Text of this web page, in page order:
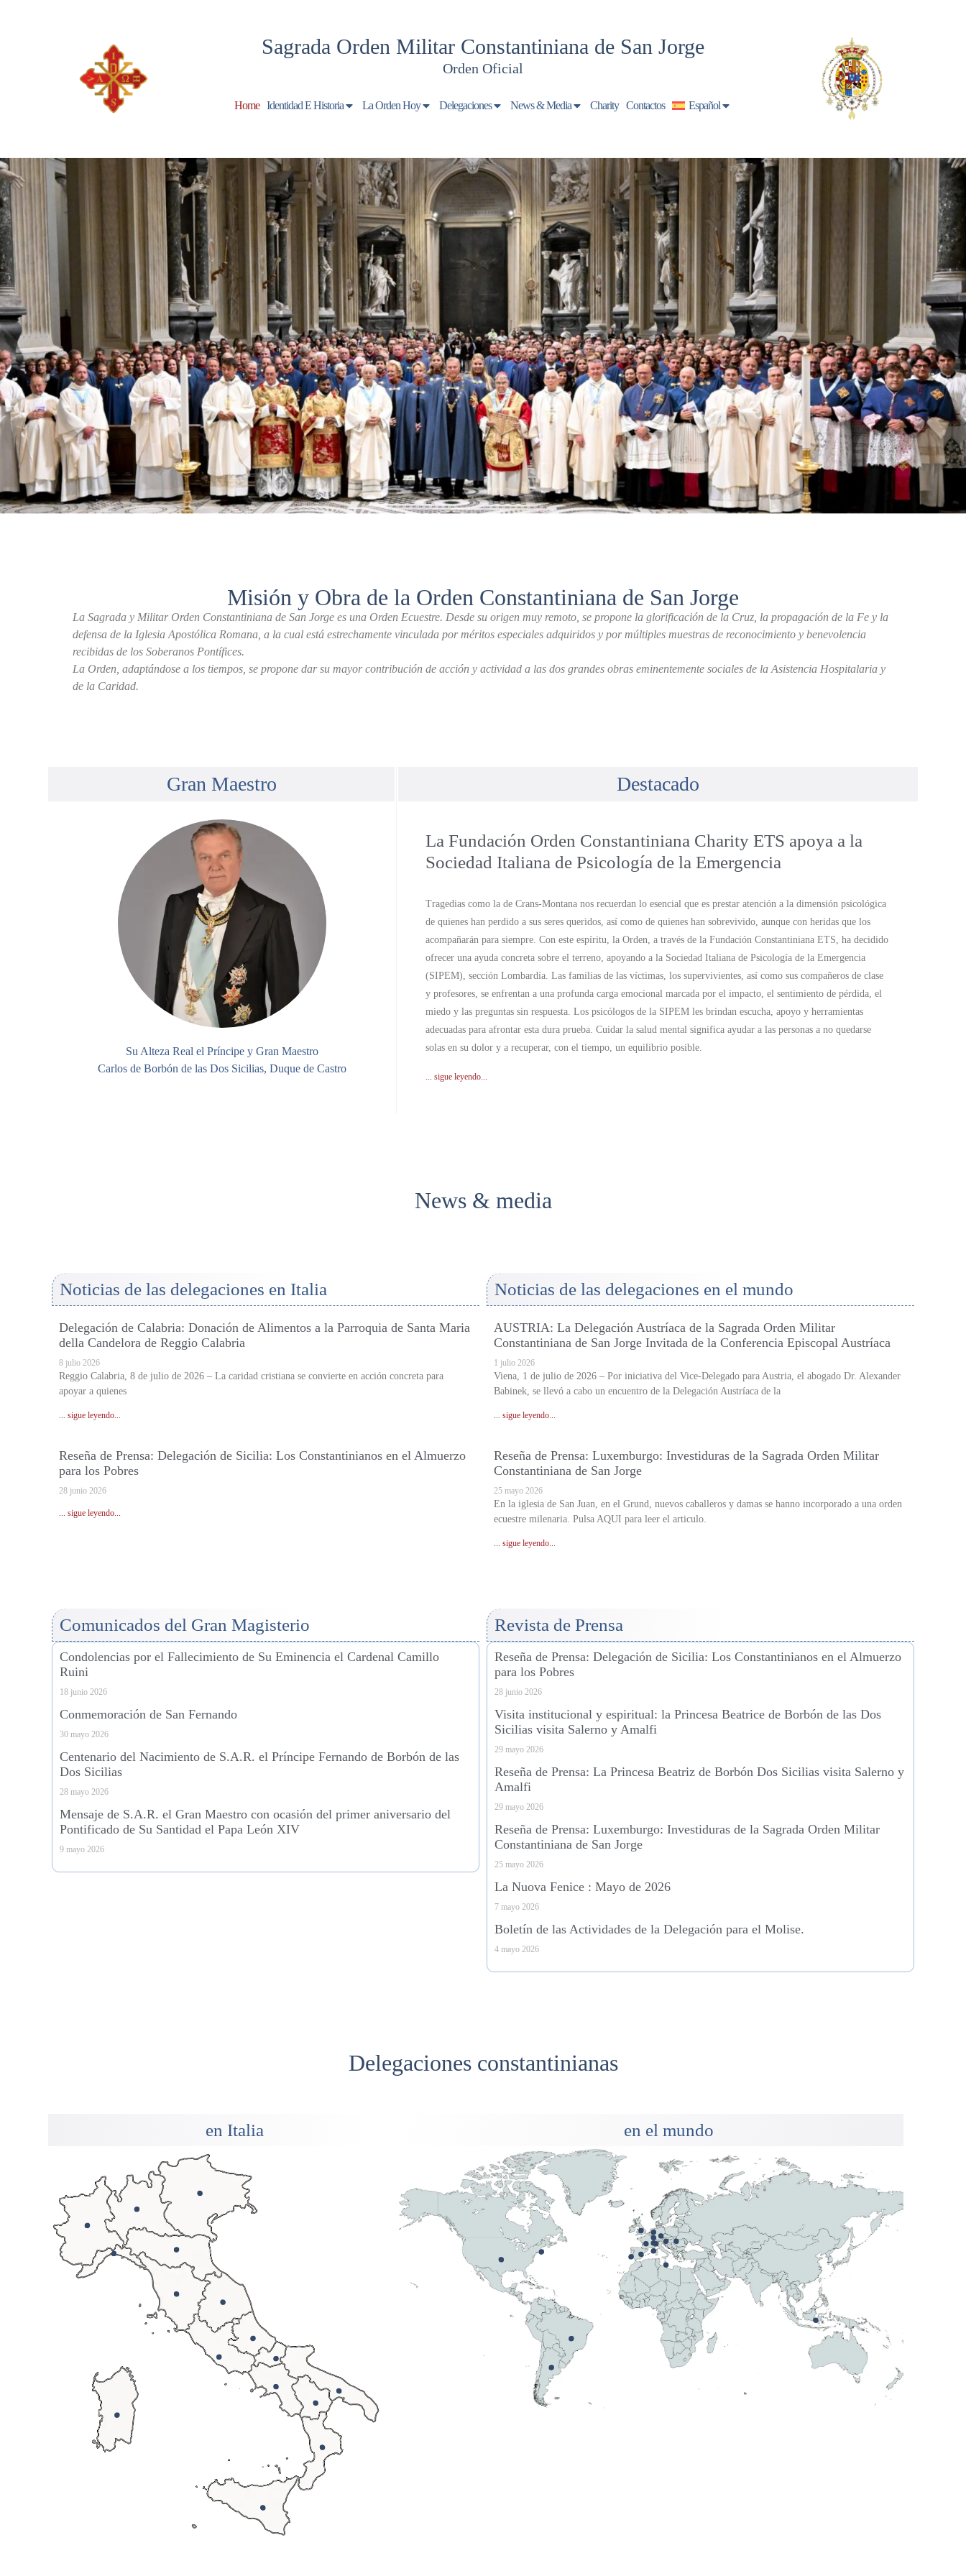
Sagrada Orden Militar Constantiniana de San Jorge
Orden Oficial
Home Identidad E Historia La Orden Hoy Delegaciones News & Media Charity Contactos Español
Misión y Obra de la Orden Constantiniana de San Jorge
La Sagrada y Militar Orden Constantiniana de San Jorge es una Orden Ecuestre. Desde su origen muy remoto, se propone la glorificación de la Cruz, la propagación de la Fe y la
defensa de la Iglesia Apostólica Romana, a la cual está estrechamente vinculada por méritos especiales adquiridos y por múltiples muestras de reconocimiento y benevolencia
recibidas de los Soberanos Pontífices.
La Orden, adaptándose a los tiempos, se propone dar su mayor contribución de acción y actividad a las dos grandes obras eminentemente sociales de la Asistencia Hospitalaria y
de la Caridad.
Gran Maestro
Su Alteza Real el Príncipe y Gran Maestro
Carlos de Borbón de las Dos Sicilias, Duque de Castro
Destacado
La Fundación Orden Constantiniana Charity ETS apoya a la
Sociedad Italiana de Psicología de la Emergencia
Tragedias como la de Crans-Montana nos recuerdan lo esencial que es prestar atención a la dimensión psicológica
de quienes han perdido a sus seres queridos, así como de quienes han sobrevivido, aunque con heridas que los
acompañarán para siempre. Con este espíritu, la Orden, a través de la Fundación Constantiniana ETS, ha decidido
ofrecer una ayuda concreta sobre el terreno, apoyando a la Sociedad Italiana de Psicología de la Emergencia
(SIPEM), sección Lombardía. Las familias de las víctimas, los supervivientes, así como sus compañeros de clase
y profesores, se enfrentan a una profunda carga emocional marcada por el impacto, el sentimiento de pérdida, el
miedo y las preguntas sin respuesta. Los psicólogos de la SIPEM les brindan escucha, apoyo y herramientas
adecuadas para afrontar esta dura prueba. Cuidar la salud mental significa ayudar a las personas a no quedarse
solas en su dolor y a recuperar, con el tiempo, un equilibrio posible.
... sigue leyendo...
News & media
Noticias de las delegaciones en Italia
Delegación de Calabria: Donación de Alimentos a la Parroquia de Santa Maria
della Candelora de Reggio Calabria
8 julio 2026
Reggio Calabria, 8 de julio de 2026 – La caridad cristiana se convierte en acción concreta para
apoyar a quienes
... sigue leyendo...
Reseña de Prensa: Delegación de Sicilia: Los Constantinianos en el Almuerzo
para los Pobres
28 junio 2026
... sigue leyendo...
Noticias de las delegaciones en el mundo
AUSTRIA: La Delegación Austríaca de la Sagrada Orden Militar
Constantiniana de San Jorge Invitada de la Conferencia Episcopal Austríaca
1 julio 2026
Viena, 1 de julio de 2026 – Por iniciativa del Vice-Delegado para Austria, el abogado Dr. Alexander
Babinek, se llevó a cabo un encuentro de la Delegación Austríaca de la
... sigue leyendo...
Reseña de Prensa: Luxemburgo: Investiduras de la Sagrada Orden Militar
Constantiniana de San Jorge
25 mayo 2026
En la iglesia de San Juan, en el Grund, nuevos caballeros y damas se hanno incorporado a una orden
ecuestre milenaria. Pulsa AQUI para leer el articulo.
... sigue leyendo...
Comunicados del Gran Magisterio
Condolencias por el Fallecimiento de Su Eminencia el Cardenal Camillo
Ruini
18 junio 2026
Conmemoración de San Fernando
30 mayo 2026
Centenario del Nacimiento de S.A.R. el Príncipe Fernando de Borbón de las
Dos Sicilias
28 mayo 2026
Mensaje de S.A.R. el Gran Maestro con ocasión del primer aniversario del
Pontificado de Su Santidad el Papa León XIV
9 mayo 2026
Revista de Prensa
Reseña de Prensa: Delegación de Sicilia: Los Constantinianos en el Almuerzo
para los Pobres
28 junio 2026
Visita institucional y espiritual: la Princesa Beatrice de Borbón de las Dos
Sicilias visita Salerno y Amalfi
29 mayo 2026
Reseña de Prensa: La Princesa Beatriz de Borbón Dos Sicilias visita Salerno y
Amalfi
29 mayo 2026
Reseña de Prensa: Luxemburgo: Investiduras de la Sagrada Orden Militar
Constantiniana de San Jorge
25 mayo 2026
La Nuova Fenice : Mayo de 2026
7 mayo 2026
Boletín de las Actividades de la Delegación para el Molise.
4 mayo 2026
Delegaciones constantinianas
en Italia en el mundo